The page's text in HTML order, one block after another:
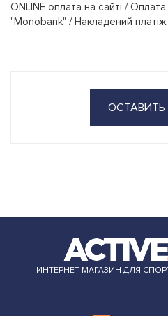
ONLINE оплата на сайті /
"Monobank" / Накладений
ОСТАВИТЬ
ИНТЕРНЕТ МАГАЗИН ДЛЯ